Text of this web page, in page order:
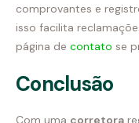
comprovantes e
isso facilita
página de contato se
Conclusão
Com uma corretora